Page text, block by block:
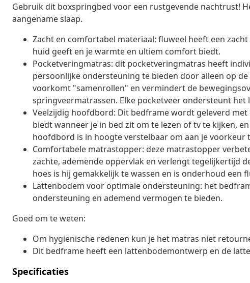
Gebruik dit boxspringbed voor een rustgevende nachtrust!
aangename slaap.
Zacht en comfortabel materiaal: fluweel heeft een
huid geeft en je warmte en ultiem comfort biedt.
Pocketveringmatras: dit pocketveringmatras heeft
persoonlijke ondersteuning te bieden door alleen op
voorkomt "samenrollen" en vermindert de
springveermatrassen. Elke pocketveer ondersteunt het
Veelzijdig hoofdbord: Dit bedframe wordt geleverd
biedt wanneer je in bed zit om te lezen of tv te kijken,
hoofdbord is in hoogte verstelbaar om aan je voorkeur
Comfortabele matrastopper: deze matrastopper
zachte, ademende oppervlak en verlengt tegelijkertijd
hoes is hij gemakkelijk te wassen en is onderhoud een
Lattenbodem voor optimale ondersteuning: het
ondersteuning en ademend vermogen te bieden.
Goed om te weten:
Om hygiënische redenen kun je het matras niet
Dit bedframe heeft een lattenbodemontwerp en de
Specificaties